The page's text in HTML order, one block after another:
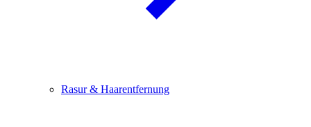
Rasur & Haarentfernung